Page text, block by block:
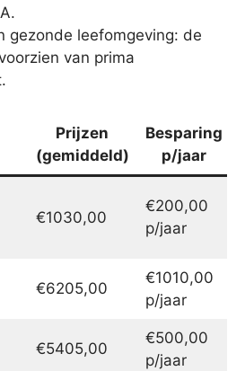
gezonde leefomgeving: de
van prima
Prijzen
(gemiddeld)
Besparing
p/jaar
€1030,00
€200,00
p/jaar
€6205,00
€1010,00
p/jaar
€5405,00
€500,00
p/jaar